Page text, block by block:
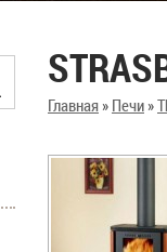
Главная» Печи»